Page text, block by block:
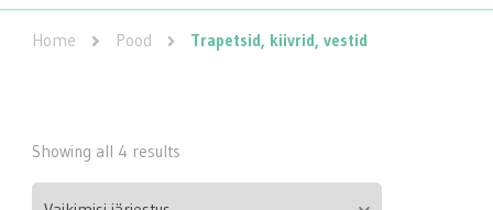
Home Pood Trapetsid, kiivrid, vestid
Showing all 4 results